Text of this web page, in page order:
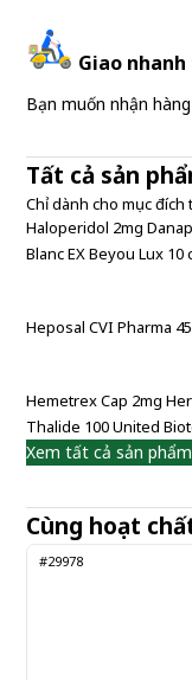
920.000 đ
920,000 đ/Cái
Giao
Bạn muốn nhận
Tất cả sản
Chỉ dành cho mục
Haloperidol 2mg
Blanc EX Beyou Lux
Heposal CVI Pharma
Hemetrex Cap 2mg
Thalide 100 United
Xem tất cả sản
Cùng hoạt
#29978